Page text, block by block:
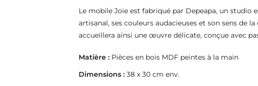
Le mobile Joie est fabriqué par Depeapa, un studio
artisanal, ses couleurs audacieuses et son sens de
accueillera ainsi une œuvre délicate, conçue avec
Matière : Pièces en bois MDF peintes à la main
Dimensions : 38 x 30 cm env.